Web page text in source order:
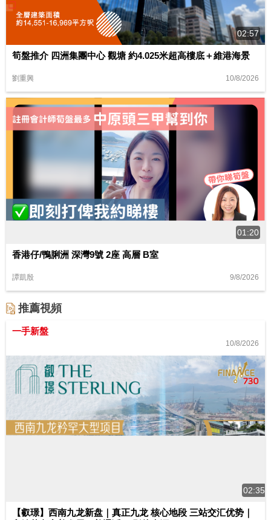
02:57
筍盤推介 四洲集團中心 觀塘 約4.025米超高樓底＋維港海景
劉重興 10/8/2026
01:20
香港仔/鴨脷洲 深灣9號 2座 高層 B室
譚凱殷 9/8/2026
推薦視頻
一手新盤
10/8/2026
02:35
【叡璟】西南九龙新盘｜真正九龙 核心地段 三站交汇优势｜